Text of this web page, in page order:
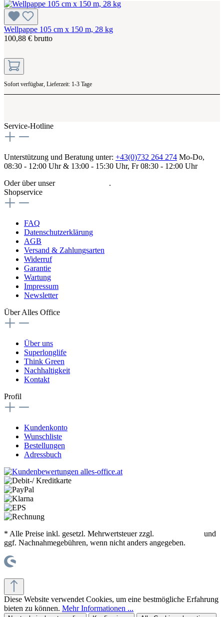
Wellpappe 105 cm x 150 m, 28 kg
100,88 € brutto
Sofort verfügbar, Lieferzeit: 1-3 Tage
Service-Hotline
Unterstützung und Beratung unter: +43(0)732 264 274 Mo-Do,
08:30 - 12:00 Uhr & 13:00 - 15:30 Uhr, Fr 08:30 - 12:00 Uhr
Oder über unser
.
Shopservice
FAQ
Datenschutzerklärung
AGB
Versand & Zahlungsarten
Widerruf
Garantie
Wartung
Impressum
Newsletter
Über Alles Office
Über uns
Superlonglife
Think Green
Nachhaltigkeit
Kontakt
Profil
Kundenkonto
Wunschliste
Bestellungen
Adressbuch
* Alle Preise inkl. gesetzl. Mehrwertsteuer zzgl.
und
ggf. Nachnahmegebühren, wenn nicht anders angegeben.
Diese Website verwendet Cookies, um eine bestmögliche Erfahrung
bieten zu können. Mehr Informationen ...